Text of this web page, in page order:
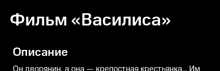
Фильм «Василиса»
Описание